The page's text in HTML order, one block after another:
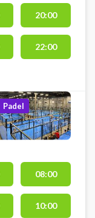
20:00
22:00
Padel
08:00
10:00